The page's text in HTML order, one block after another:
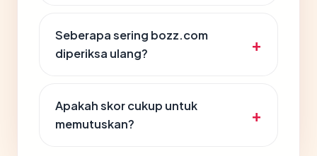
Seberapa sering bozz.com
diperiksa ulang?
Apakah skor cukup untuk
memutuskan?